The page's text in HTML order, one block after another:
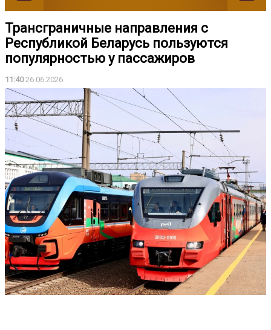
Трансграничные направления с
Республикой Беларусь пользуются
популярностью у пассажиров
11:4026.06.2026